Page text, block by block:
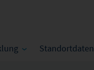
Standortdaten